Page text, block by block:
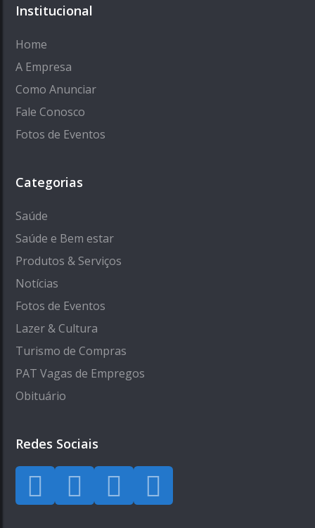
Institucional
Home
A Empresa
Como Anunciar
Fale Conosco
Fotos de Eventos
Categorias
Saúde
Saúde e Bem estar
Produtos & Serviços
Notícias
Fotos de Eventos
Lazer & Cultura
Turismo de Compras
PAT Vagas de Empregos
Obituário
Redes Sociais